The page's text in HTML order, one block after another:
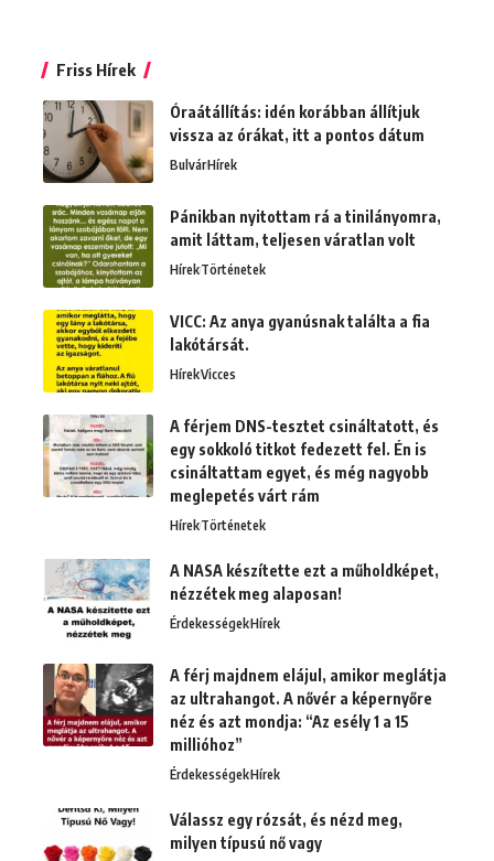
Friss Hírek
Óraátállítás: idén korábban állítjuk
vissza az órákat, itt a pontos dátum
BulvárHírek
Pánikban nyitottam rá a tinilányomra,
amit láttam, teljesen váratlan volt
HírekTörténetek
VICC: Az anya gyanúsnak találta a fia
lakótársát.
HírekVicces
A férjem DNS-tesztet csináltatott, és
egy sokkoló titkot fedezett fel. Én is
csináltattam egyet, és még nagyobb
meglepetés várt rám
HírekTörténetek
A NASA készítette ezt a műholdképet,
nézzétek meg alaposan!
ÉrdekességekHírek
A férj majdnem elájul, amikor meglátja
az ultrahangot. A nővér a képernyőre
néz és azt mondja: “Az esély 1 a 15
millióhoz”
ÉrdekességekHírek
Válassz egy rózsát, és nézd meg,
milyen típusú nő vagy